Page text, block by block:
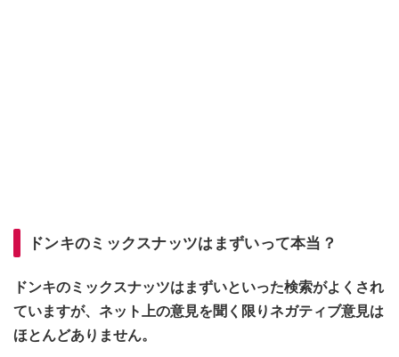
ドンキのミックスナッツはまずいって本当？
ドンキのミックスナッツはまずいといった検索がよくされ
ていますが、ネット上の意見を聞く限りネガティブ意見は
ほとんどありません。